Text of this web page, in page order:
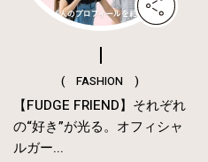
( FASHION )
【FUDGE FRIEND】それぞれ
の“好き”が光る。オフィシャ
ルガー...